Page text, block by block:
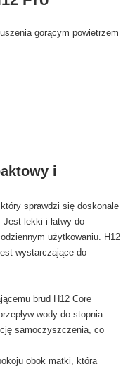
gorącym powietrzem
i
sprawdzi się doskonale
lekki i łatwy do
użytkowaniu. H12
wystarczające do
brud H12 Core
wody do stopnia
samoczyszczenia, co